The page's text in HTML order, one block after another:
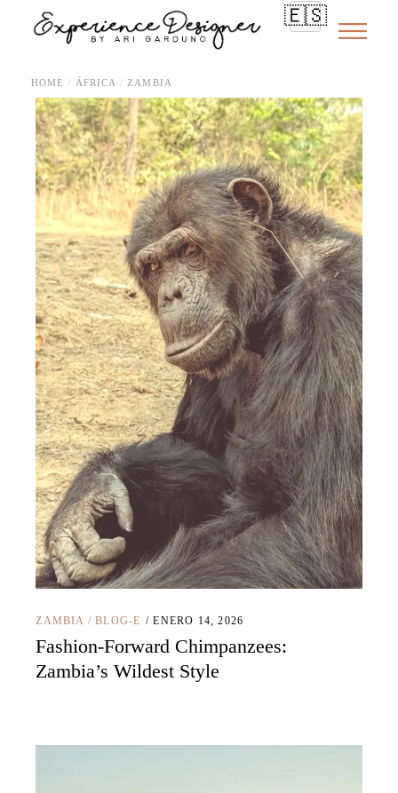
🇪🇸
HOME ÁFRICA ZAMBIA
ZAMBIA /BLOG-E ENERO 14, 2026
Fashion-Forward Chimpanzees:
Zambia’s Wildest Style